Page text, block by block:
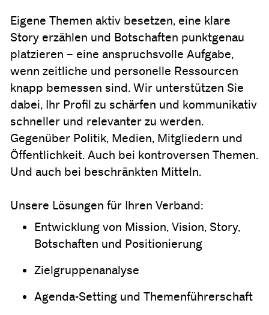
Eigene Themen aktiv besetzen, eine klare
Story erzählen und Botschaften punktgenau
platzieren – eine anspruchsvolle Aufgabe,
wenn zeitliche und personelle Ressourcen
knapp bemessen sind. Wir unterstützen Sie
dabei, Ihr Profil zu schärfen und kommunikativ
schneller und relevanter zu werden.
Gegenüber Politik, Medien, Mitgliedern und
Öffentlichkeit. Auch bei kontroversen Themen.
Und auch bei beschränkten Mitteln.
Unsere Lösungen für Ihren Verband:
Entwicklung von Mission, Vision, Story,
Botschaften und Positionierung
Zielgruppenanalyse
Agenda-Setting und Themenführerschaft